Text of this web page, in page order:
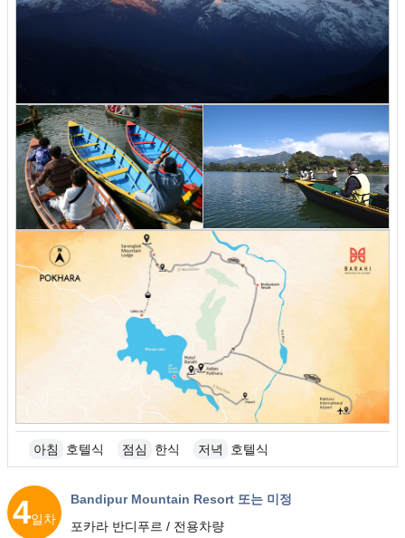
아침 호텔식 점심 한식 저녁 호텔식
4일차
Bandipur Mountain Resort 또는 미정
포카라 반디푸르 / 전용차량